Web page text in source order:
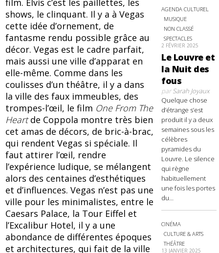
shows, le clinquant. Il y a à Vegas
cette idée d’ornement, de
fantasme rendu possible grâce au
décor. Vegas est le cadre parfait,
mais aussi une ville d’apparat en
elle-même. Comme dans les
coulisses d’un théâtre, il y a dans
la ville des faux immeubles, des
trompes-l’œil, le film One From The
Heartde Coppola montre très bien
cet amas de décors, de bric-à-brac,
qui rendent Vegas si spéciale. Il
faut attirer l’œil, rendre
l’expérience ludique, se mélangent
alors des centaines d’esthétiques
et d’influences. Vegas n’est pas une
ville pour les minimalistes, entre le
Caesars Palace, la Tour Eiffel et
l’Excalibur Hotel, il y a une
abondance de différentes époques
et architectures, qui fait de la ville
AGENDA CULTUREL
MUSIQUE
NON CLASSÉ
SPECTACLES
2 FÉVRIER 2025
Le Louvre et
la Nuit des
fous
parSarah Joyaux
Quelque chose
d’étrange s’est
produit il y a deux
semaines sous les
célèbres
pyramides du
Louvre. Le silence
qui règne
habituellement
une fois les portes
du...
CINÉMA
CULTURE & ARTS
THÉÂTRE
13 JANVIER 2025